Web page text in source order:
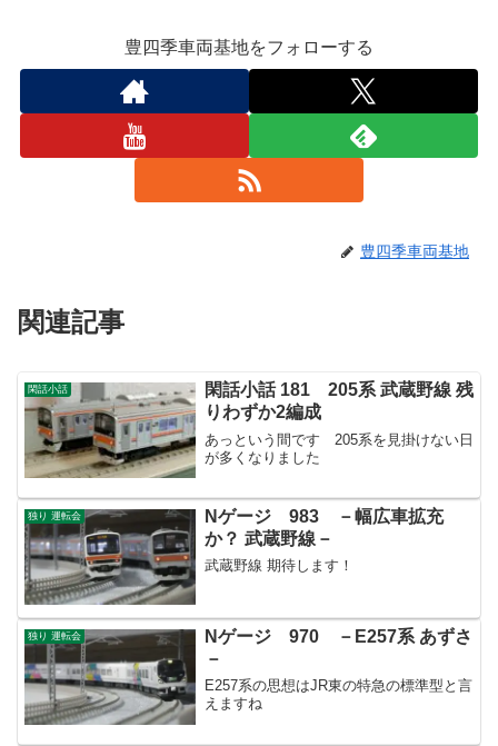
豊四季車両基地をフォローする
豊四季車両基地
関連記事
閑話小話
閑話小話 181 205系 武蔵野線 残
りわずか2編成
あっという間です 205系を見掛けない日
が多くなりました
独り 運転会
Nゲージ 983 －幅広車拡充
か？ 武蔵野線－
武蔵野線 期待します！
独り 運転会
Nゲージ 970 －E257系 あずさ
－
E257系の思想はJR東の特急の標準型と言
えますね